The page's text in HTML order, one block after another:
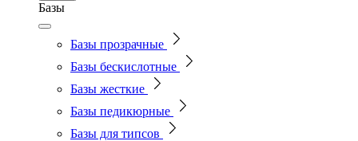
Базы
Базы прозрачные
Базы бескислотные
Базы жесткие
Базы педикюрные
Базы для типсов